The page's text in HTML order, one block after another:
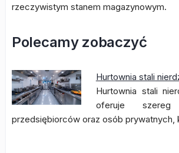
rzeczywistym stanem magazynowym.
Polecamy zobaczyć
Hurtownia stali
Hurtownia stali
oferuje
przedsiębiorców oraz osób prywatnych,